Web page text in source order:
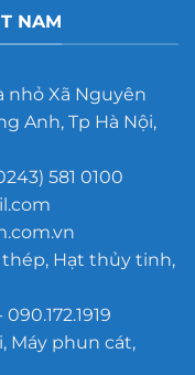
NAM
nhỏ Xã Nguyên
Anh, Tp Hà Nội,
581 0100
Hạt thủy tinh,
Máy phun cát,